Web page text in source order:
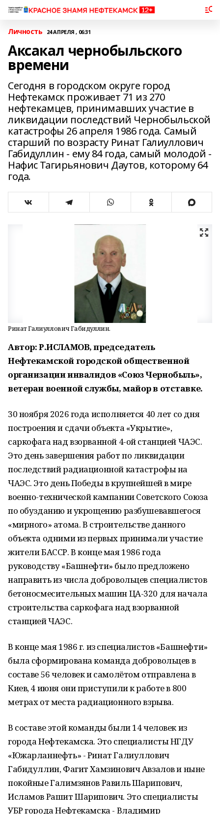
Личность 24 АПРЕЛЯ , 06:31
Аксакал чернобыльского
времени
Сегодня в городском округе город
Нефтекамск проживает 71 из 270
нефтекамцев, принимавших участие в
ликвидации последствий Чернобыльской
катастрофы 26 апреля 1986 года. Самый
старший по возрасту Ринат Галиуллович
Габидуллин - ему 84 года, самый молодой -
Нафис Тагирьянович Даутов, которому 64
года.
Ринат Галиуллович Габидуллин.
Автор: Р.ИСЛАМОВ, председатель
Нефтекамской городской общественной
организации инвалидов «Союз Чернобыль»,
ветеран военной службы, майор в отставке.
30 ноября 2026 года исполняется 40 лет со дня
построения и сдачи объекта «Укрытие»,
саркофага над взорванной 4-ой станцией ЧАЭС.
Это день завершения работ по ликвидации
последствий радиационной катастрофы на
ЧАЭС. Это день Победы в крупнейшей в мире
военно-технической кампании Советского Союза
по обузданию и укрощению разбушевавшегося
«мирного» атома. В строительстве данного
объекта одними из первых принимали участие
жители БАССР. В конце мая 1986 года
руководству «Башнефти» было предложено
направить из числа добровольцев специалистов
бетоносмесительных машин ЦА-320 для начала
строительства саркофага над взорванной
станцией ЧАЭС.
В конце мая 1986 г. из специалистов «Башнефти»
была сформирована команда добровольцев в
составе 56 человек и самолётом отправлена в
Киев, 4 июня они приступили к работе в 800
метрах от места радиационного взрыва.
В составе этой команды были 14 человек из
города Нефтекамска. Это специалисты НГДУ
«Южарланнефть» - Ринат Галиуллович
Габидуллин, Фагит Хамзинович Авзалов и ныне
покойные Галимзянов Равиль Шарипович,
Исламов Рашит Шарипович. Это специалисты
УБР города Нефтекамска - Владимир